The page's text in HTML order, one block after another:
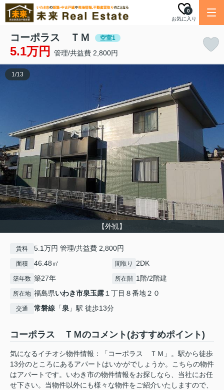
お気に入り
0
コーポラス ＴＭ 空室1
5.1万円 管理/共益費 2,800円
【外観】
1/13
賃料 5.1万円 管理/共益費 2,800円
面積 46.48㎡ 間取り 2DK
築年数 築27年 所在階 1階/2階建
所在地 福島県いわき市泉玉露１丁目８番地２０
交通 常磐線 「泉 」駅 徒歩13分
コーポラス ＴＭのコメント(おすすめポイント)
気になるイチオシ物件情報：「コーポラス ＴＭ」。駅から徒歩
13分のところにあるアパートはいかがでしょうか。こちらの物件
はアパートです。いわき市の物件情報をお探しなら、当社にお任
せ下さい。当物件以外にも様々な物件をご紹介いたしますので、